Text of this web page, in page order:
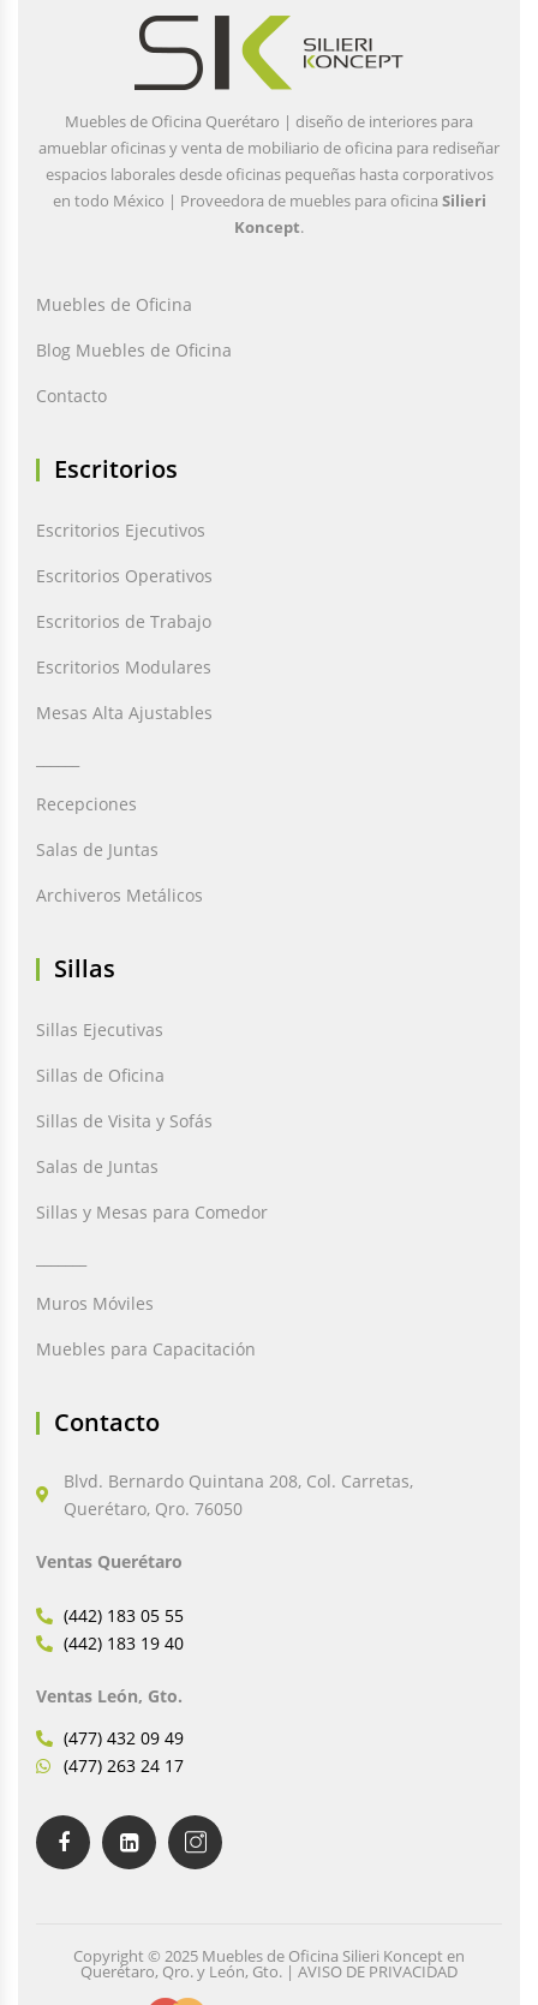
Muebles de Oficina Querétaro | diseño de interiores para
amueblar oficinas y venta de mobiliario de oficina para rediseñar
espacios laborales desde oficinas pequeñas hasta corporativos
en todo México | Proveedora de muebles para oficina Silieri
Koncept.
Muebles de Oficina
Blog Muebles de Oficina
Contacto
Escritorios
Escritorios Ejecutivos
Escritorios Operativos
Escritorios de Trabajo
Escritorios Modulares
Mesas Alta Ajustables
Recepciones
Salas de Juntas
Archiveros Metálicos
Sillas
Sillas Ejecutivas
Sillas de Oficina
Sillas de Visita y Sofás
Salas de Juntas
Sillas y Mesas para Comedor
Muros Móviles
Muebles para Capacitación
Contacto
Blvd. Bernardo Quintana 208, Col. Carretas,
Querétaro, Qro. 76050
Ventas Querétaro
(442) 183 05 55
(442) 183 19 40
Ventas León, Gto.
(477) 432 09 49
(477) 263 24 17
Copyright © 2025 Muebles de Oficina Silieri Koncept en
Querétaro, Qro. y León, Gto. | AVISO DE PRIVACIDAD